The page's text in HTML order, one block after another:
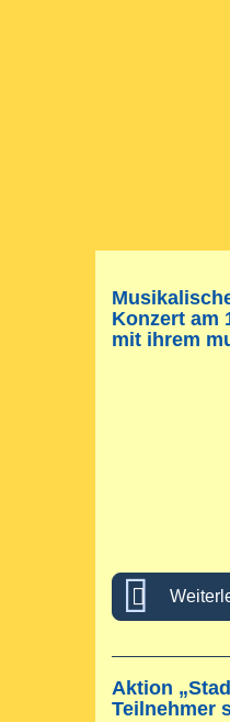
Konzert am
mit ihrem
Aktion
Teilnehmer